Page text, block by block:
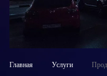
Главная Услуги